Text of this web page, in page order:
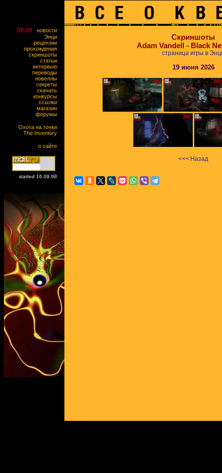
06.08
новости
Энци
рецензии
прохождения
скриншоты
статьи
интервью
переводы
новеллы
секреты
скачать
конкурсы
ссылки
магазин
форумы
Охота на точки
The Inventory
о сайте
started 16.09.98
Скриншоты
Adam Vandell - Black
страница игры в
19 июня 2026
<<< Назад